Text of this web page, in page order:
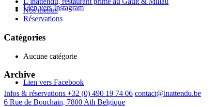
Lien vers Instagram
Lien vers Facebook
Nos menus
Réservations
Catégories
Aucune catégorie
Archive
Infos & réservations +32 (0) 490 19 74 06 contact@inattendu.be
6 Rue de Bouchain, 7800 Ath Belgique